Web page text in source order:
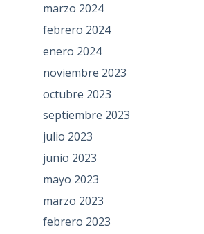
marzo 2024
febrero 2024
enero 2024
noviembre 2023
octubre 2023
septiembre 2023
julio 2023
junio 2023
mayo 2023
marzo 2023
febrero 2023